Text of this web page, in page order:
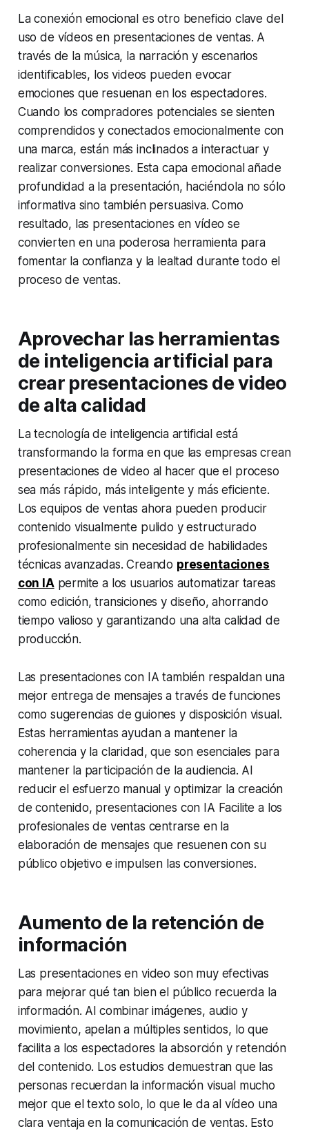
La conexión emocional es otro beneficio clave del
uso de vídeos en presentaciones de ventas. A
través de la música, la narración y escenarios
identificables, los videos pueden evocar
emociones que resuenan en los espectadores.
Cuando los compradores potenciales se sienten
comprendidos y conectados emocionalmente con
una marca, están más inclinados a interactuar y
realizar conversiones. Esta capa emocional añade
profundidad a la presentación, haciéndola no sólo
informativa sino también persuasiva. Como
resultado, las presentaciones en vídeo se
convierten en una poderosa herramienta para
fomentar la confianza y la lealtad durante todo el
proceso de ventas.
Aprovechar las herramientas
de inteligencia artificial para
crear presentaciones de video
de alta calidad
La tecnología de inteligencia artificial está
transformando la forma en que las empresas crean
presentaciones de video al hacer que el proceso
sea más rápido, más inteligente y más eficiente.
Los equipos de ventas ahora pueden producir
contenido visualmente pulido y estructurado
profesionalmente sin necesidad de habilidades
técnicas avanzadas. Creando presentaciones
con IApermite a los usuarios automatizar tareas
como edición, transiciones y diseño, ahorrando
tiempo valioso y garantizando una alta calidad de
producción.
Las presentaciones con IA también respaldan una
mejor entrega de mensajes a través de funciones
como sugerencias de guiones y disposición visual.
Estas herramientas ayudan a mantener la
coherencia y la claridad, que son esenciales para
mantener la participación de la audiencia. Al
reducir el esfuerzo manual y optimizar la creación
de contenido, presentaciones con IA Facilite a los
profesionales de ventas centrarse en la
elaboración de mensajes que resuenen con su
público objetivo e impulsen las conversiones.
Aumento de la retención de
información
Las presentaciones en video son muy efectivas
para mejorar qué tan bien el público recuerda la
información. Al combinar imágenes, audio y
movimiento, apelan a múltiples sentidos, lo que
facilita a los espectadores la absorción y retención
del contenido. Los estudios demuestran que las
personas recuerdan la información visual mucho
mejor que el texto solo, lo que le da al vídeo una
clara ventaja en la comunicación de ventas. Esto